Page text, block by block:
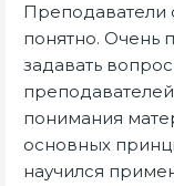
Преподаватели
понятно. Очень
задавать
понимания
основных
научился